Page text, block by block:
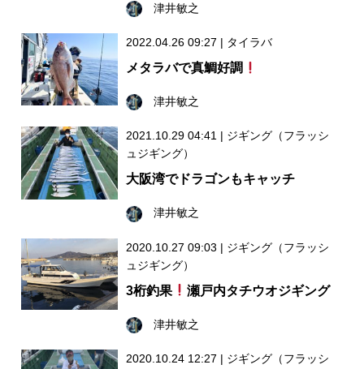
津井敏之
2022.04.26 09:27 | タイラバ
メタラバで真鯛好調
津井敏之
2021.10.29 04:41 | ジギング（フラッシ
ュジギング）
大阪湾でドラゴンもキャッチ
津井敏之
2020.10.27 09:03 | ジギング（フラッシ
ュジギング）
3桁釣果 瀬戸内タチウオジギング
津井敏之
2020.10.24 12:27 | ジギング（フラッシ